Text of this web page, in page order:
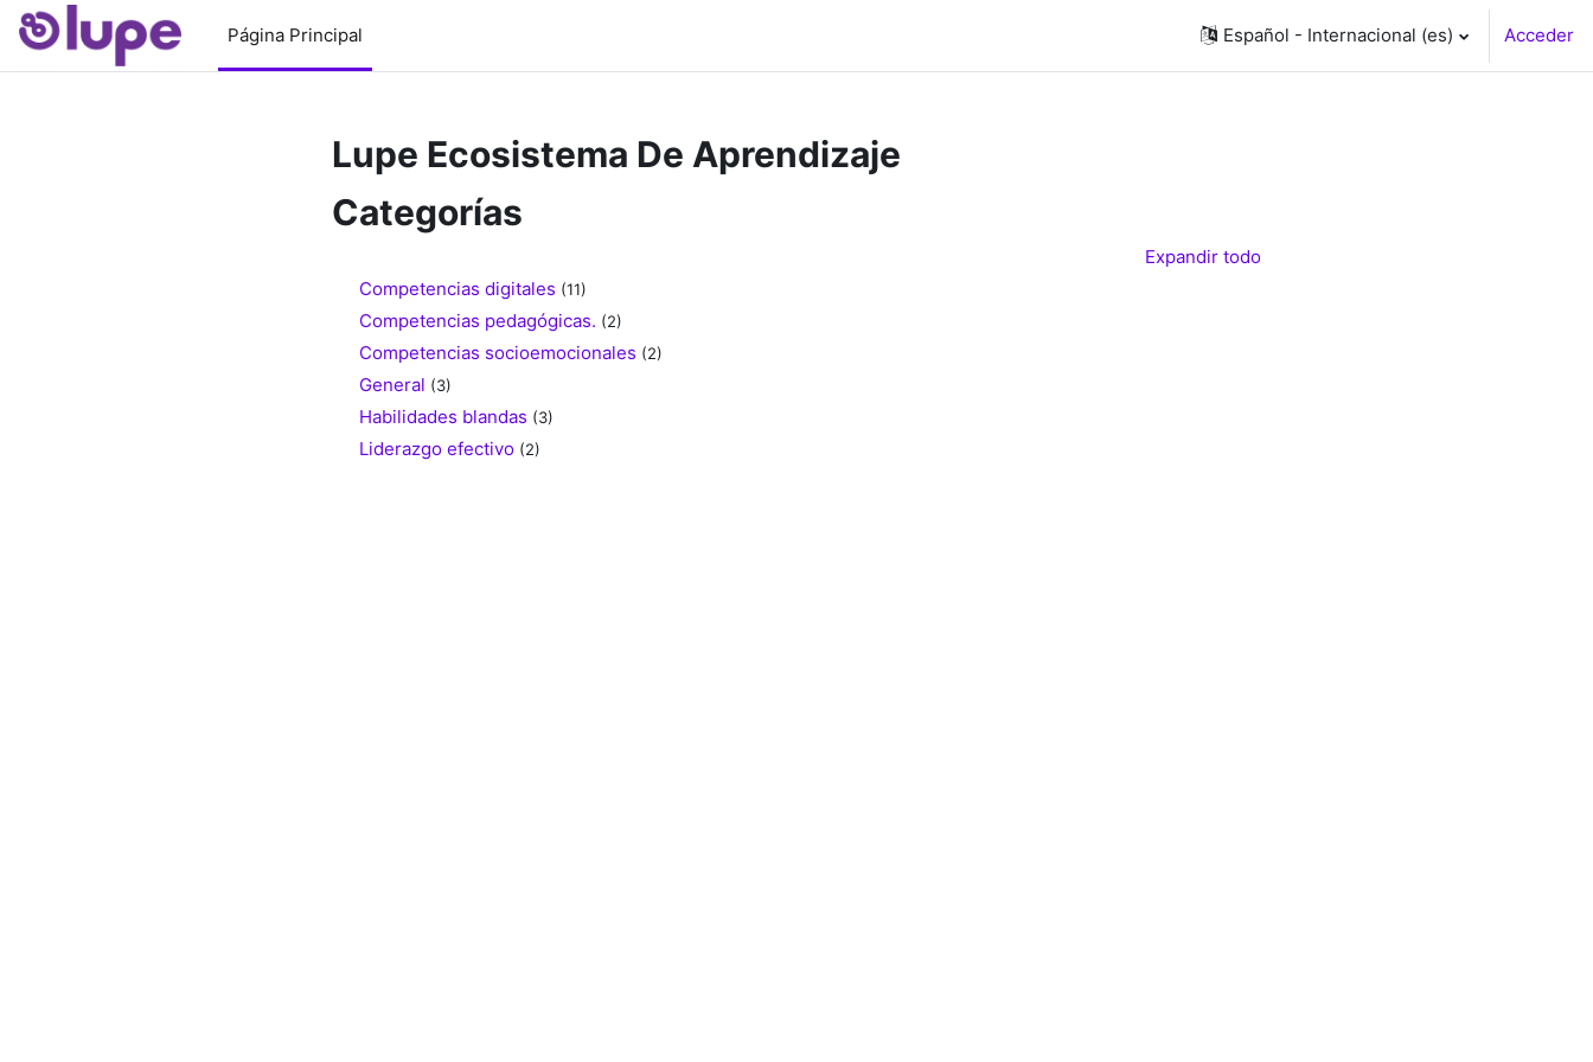
Salta al contenido principal
Página Principal
Español - Internacional ‎(es)‎ Acceder
Lupe Ecosistema De Aprendizaje
Categorías
Expandir todo
Competencias digitales (11)
Competencias pedagógicas. (2)
Competencias socioemocionales (2)
General (3)
Habilidades blandas (3)
Liderazgo efectivo (2)